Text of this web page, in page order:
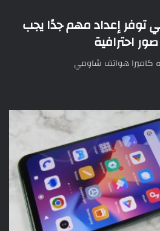
توفر إعداد مهم جدًا يجب
احترافية
كاميرا هواتف شاومي